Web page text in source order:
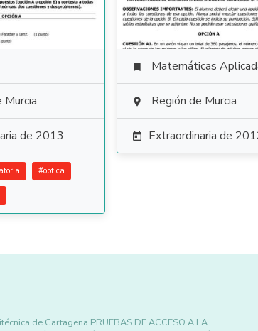
Murcia
de 2013
#optica
 Matemáticas Aplicadas a las Ciencias
 Región de Murcia
 Extraordinaria de
de Cartagena PRUEBAS DE ACCESO A LA